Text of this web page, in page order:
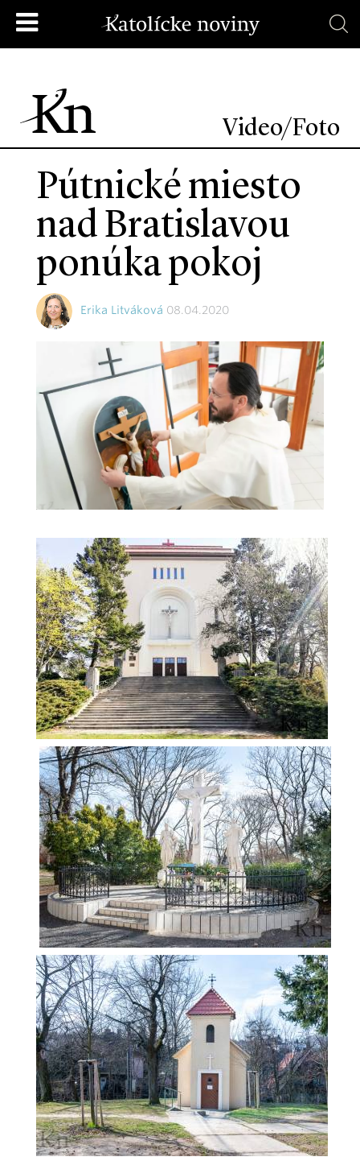
Video/Foto
Pútnické miesto
nad Bratislavou
ponúka pokoj
Erika Litváková 08.04.2020